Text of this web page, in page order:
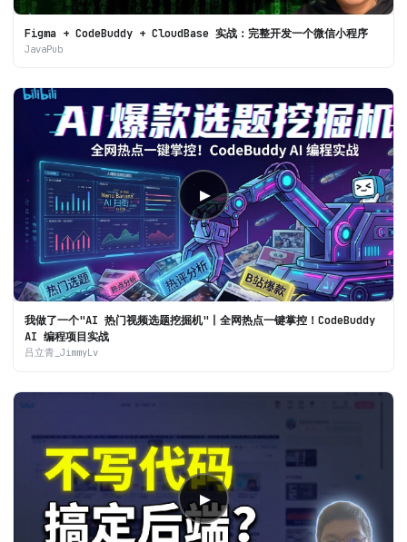
Figma + CodeBuddy + CloudBase 实战：完整开发一个微信小程序
JavaPub
▶
我做了一个"AI 热门视频选题挖掘机"丨全网热点一键掌控！CodeBuddy
AI 编程项目实战
吕立青_JimmyLv
▶